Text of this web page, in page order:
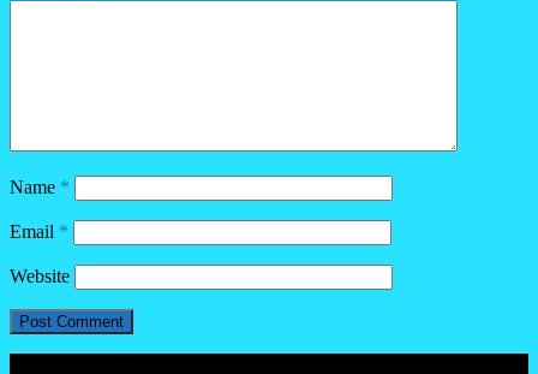
Name *
Email *
Website